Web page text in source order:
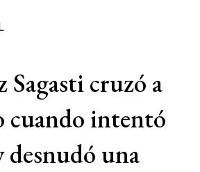
Sagasti cruzó a
cuando intentó
desnudó una